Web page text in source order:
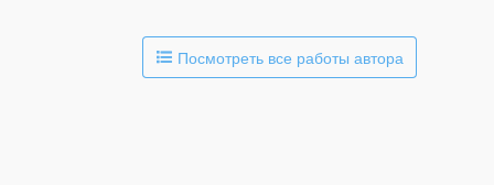
Посмотреть все работы автора